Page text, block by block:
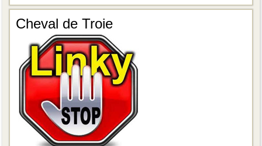
Cheval de Troie